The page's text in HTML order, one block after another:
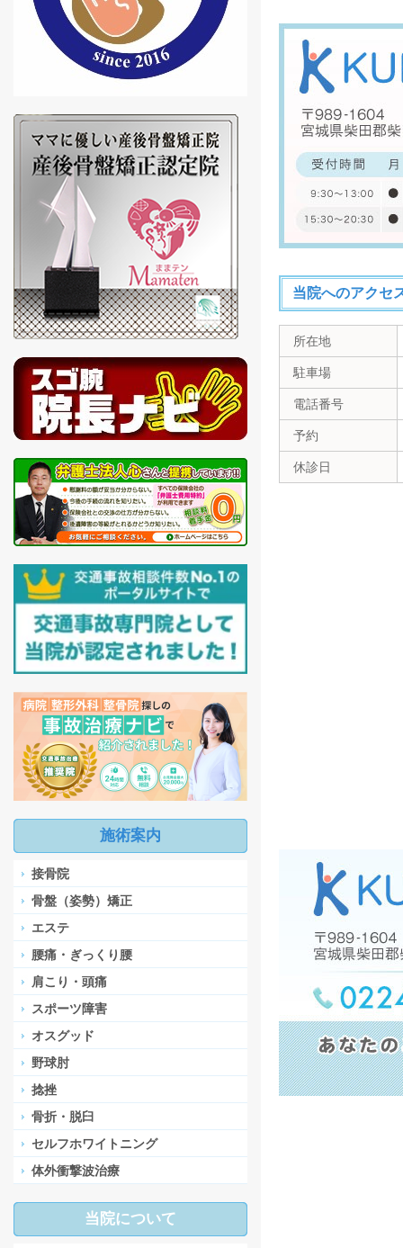
当院へのアクセ
所在地
駐車場
電話番号
予約
休診日
施術案内
接骨院
骨盤（姿勢）矯正
エステ
腰痛・ぎっくり腰
肩こり・頭痛
スポーツ障害
オスグッド
野球肘
捻挫
骨折・脱臼
セルフホワイトニング
体外衝撃波治療
当院について